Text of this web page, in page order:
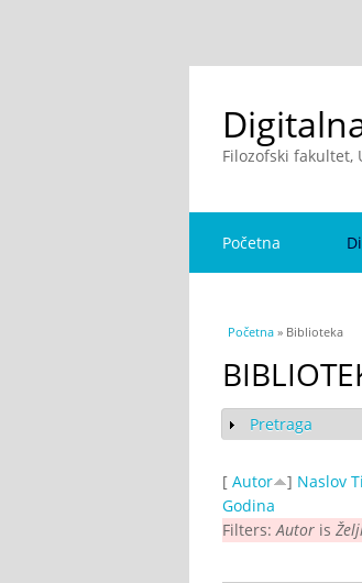
Filozofski fakultet,
Početna
You are here
Početna » Biblioteka
Show
Pretraga
[ Autor ] Naslov
Godina
Filters: Autor is